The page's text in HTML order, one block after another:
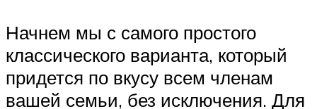
Начнем мы с самого простого
классического варианта, который
придется по вкусу всем членам
вашей семьи, без исключения. Для